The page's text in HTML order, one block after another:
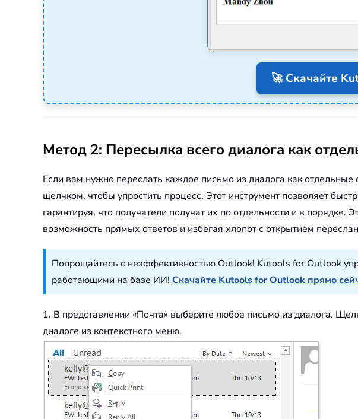
🚀 Скачайте
Метод 2: Пересылка всего диалога как
Если вам нужно переслать каждое письмо из диалога как
щелчком, чтобы упростить процесс. Этот инструмент позволяет
гарантируя, что получатели получат их по отдельности и в
возможность прямых ответов и избегая хлопот с открытием
Попрощайтесь с неэффективностью Outlook! Kutools for Outlook
работающими на базе ИИ! Скачайте Kutools for Outlook прямо
1. В представлении «Почта» выберите любое письмо из диалога.
диалоге из контекстного меню.